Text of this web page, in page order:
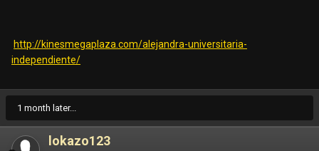
http://kinesmegaplaza.com/alejandra-universitaria-
independiente/
1 month later...
lokazo123